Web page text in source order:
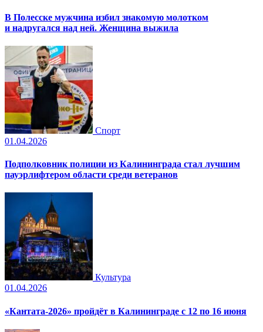
В Полесске мужчина избил знакомую молотком
и надругался над ней. Женщина выжила
Спорт
01.04.2026
Подполковник полиции из Калининграда стал лучшим
пауэрлифтером области среди ветеранов
Культура
01.04.2026
«Кантата-2026» пройдёт в Калининграде с 12 по 16 июня